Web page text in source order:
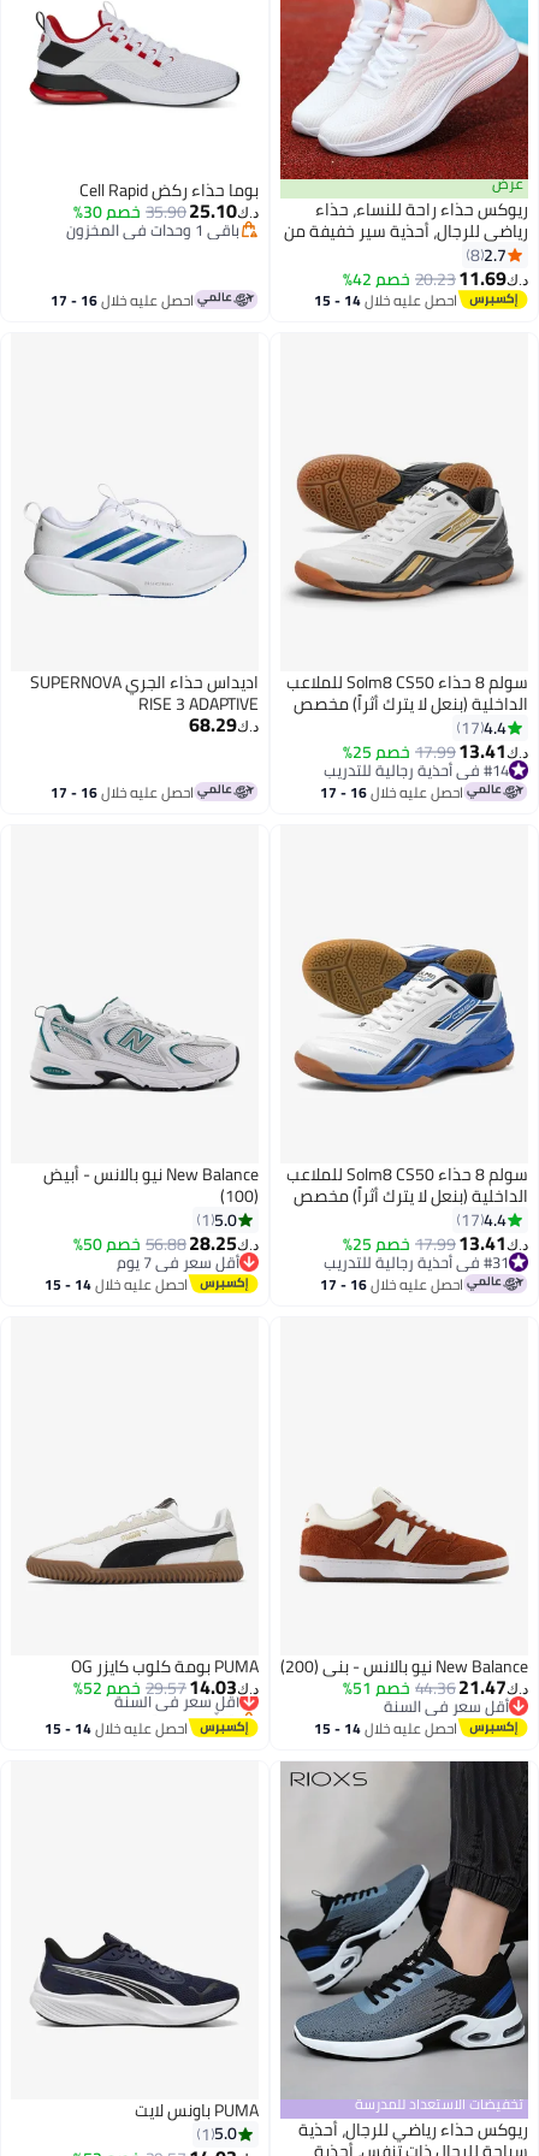
عرض
ريوكس حذاء راحة للنساء، حذاء
رياضي للرجال، أحذية سير خفيفة من
نوع سلسلة للفتيات، حذاء تنس مريح
ومتاحنًا للركض من نوع التدريب
للرجال، أحذية أنيقة رياضية غير
انزلاقية لممارسة الرياضة في
2.7
8
د.ك‏11.69
20.23خصم 42%
احصل عليه خلال 14 - 15
بوما حذاء ركض Cell Rapid
د.ك‏25.10
35.90خصم 30%
باقي 1 وحدات في المخزون
باقي 1 وحدات في المخزون
احصل عليه خلال 16 - 17
2
سولم 8 حذاء Solm8 CS50 للملاعب
الداخلية (بنعل لا يترك أثراً) مخصص
للبيكل بول، وكرة الريشة،
والاسكواش، والكرة الطائرة.
4.4
17
د.ك‏13.41
17.99خصم 25%
#14 في أحذية رجالية للتدريب
#14 في أحذية رجالية للتدريب احصل عليه خلال 16 - 17
اديداس حذاء الجري SUPERNOVA
RISE 3 ADAPTIVE
د.ك‏68.29
احصل عليه خلال 16 - 17
2
سولم 8 حذاء Solm8 CS50 للملاعب
الداخلية (بنعل لا يترك أثراً) مخصص
للبيكل بول، وكرة الريشة،
والاسكواش، والكرة الطائرة.
4.4
17
د.ك‏13.41
17.99خصم 25%
#31 في أحذية رجالية للتدريب
#31 في أحذية رجالية للتدريب احصل عليه خلال 16 - 17
New Balance نيو بالانس - أبيض
(100)
5.0
1
د.ك‏28.25
56.88خصم 50%
أقل سعر في 7 يوم
أقل سعر في 7 يوماحصل عليه خلال 14 - 15
New Balance نيو بالانس - بني (200)
د.ك‏21.47
44.36خصم 51%
أقل سعر في السنة
أقل سعر في السنة
احصل عليه خلال 14 - 15
PUMA بومة كلوب كايزر OG
د.ك‏14.03
29.57خصم 52%
أقل سعر في السنة
بتخلّص بسرعة
أقل سعر في السنة
احصل عليه خلال 14 - 15
تخفيضات الاستعداد للمدرسة
ريوكس حذاء رياضي للرجال، أحذية
PUMA باونس لايت
5.0
1